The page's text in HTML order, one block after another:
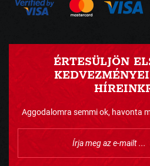
ÉRTESÜLJÖN
Aggodalomra semmi ok, havonta